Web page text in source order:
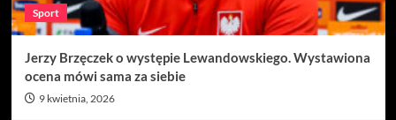
Sport
Jerzy Brzęczek o występie Lewandowskiego. Wystawiona
ocena mówi sama za siebie
9 kwietnia, 2026